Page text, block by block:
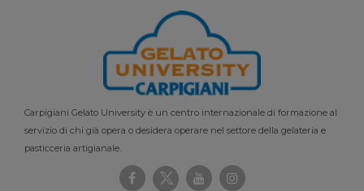
Carpigiani Gelato University è un centro internazionale di formazione al
servizio di chi già opera o desidera operare nel settore della gelateria e
pasticceria artigianale.